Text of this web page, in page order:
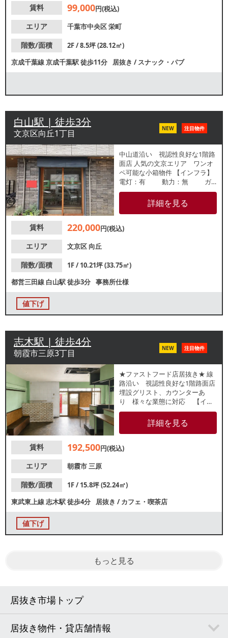
ございます。諸条件等、お気軽
賃料 99,000円(税込)
エリア
千葉市中央区栄町
階数/面積
2F / 8.5坪 (28.12㎡)
京成千葉線京成千葉駅徒歩11分 居抜き /スナック・パブ
白山駅 | 徒歩3分
文京区向丘1丁目 NEW 注目物件
中山道沿い 視認性良好な1階路
面店 人気の文京エリア ワンオ
ペ可能な小箱物件 【インフラ】
電灯：有 動力：無 ガ
ス：メーター無し（配管有り）
水道：20mm 【厨房排気】
無【空調】有 / 家庭用【グリス
/洋式 【閉店理由】移転 【営
状態】事務所仕様 【間口】約2.0
正確性を保証するものではござ
いません。
詳細を見る
賃料 220,000円(税込)
エリア
文京区 向丘
階数/面積
1F / 10.21坪 (33.75㎡)
都営三田線 白山駅徒歩3分 事務所仕様
値下げ
志木駅 | 徒歩4分
朝霞市三原3丁目 NEW 注目物件
★ファストフード店居抜き★ 線
路沿い 視認性良好な1階路面店
埋設グリスト、カウンターあ
り 様々な業態に対応 【イン
フラ】電灯：有 動力：有
ガス：4号メーター 水
道：13mm 【厨房排気】無【空
地中埋設型 【席数】無【トイ
態】スナック、焼き鳥、焼き魚
4.1ｍ 【天高】約2.7ｍ ※本紙記
載の店舗情報は正確性を保証す
詳細を見る
賃料 192,500円(税込)
エリア
朝霞市三原
階数/面積
1F / 15.8坪 (52.24㎡)
東武東上線志木駅徒歩4分 居抜き /カフェ・喫茶店
値下げ
もっと見る
居抜き市場トップ
居抜き物件・貸店舗情報